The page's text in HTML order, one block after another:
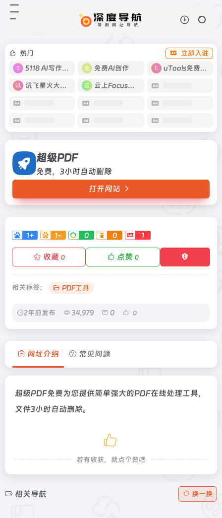
热门
立即入驻
5118 AI写作工具
免费AI创作 uTools免费工具箱
讯飞星火大模型 云上Focus接码
超级PDF
免费，3小时自动删除
打开网站
1+ 1- 0 0 1
收藏 0 点赞 0
相关标签： PDF工具
2年前发布 34,979 0 0
网址介绍 常见问题
超级PDF免费为您提供简单强大的PDF在线处理工具，
文件3小时自动删除。
若有收获，就点个赞吧
相关导航 换一换